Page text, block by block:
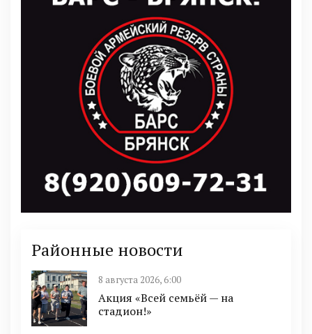
Районные новости
8 августа 2026, 6:00
Акция «Всей семьёй — на
стадион!»